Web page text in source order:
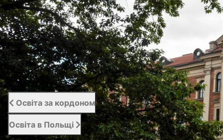
Портал освіти за кордоном
Вступний сервіс
Підтримка студентів | Student Support
Відгуки
Освіта за кордоном
Освіта в Польщі